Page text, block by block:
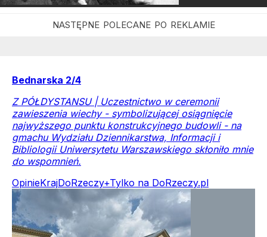
Bednarska 2/4
Z PÓŁDYSTANSU | Uczestnictwo w ceremonii
zawieszenia wiechy - symbolizującej osiągnięcie
najwyższego punktu konstrukcyjnego budowli - na
gmachu Wydziału Dziennikarstwa, Informacji i
Bibliologii Uniwersytetu Warszawskiego skłoniło mnie
do wspomnień.
OpinieKrajDoRzeczy+Tylko na DoRzeczy.pl